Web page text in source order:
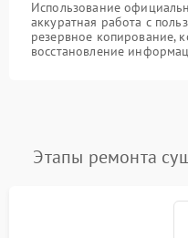
Использование
аккуратная работа с
резервное копирование,
восстановление
Этапы ремонта